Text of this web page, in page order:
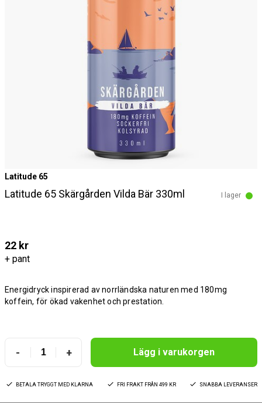
Latitude 65
Latitude 65 Skärgården Vilda Bär 330ml I lager
22 kr
+ pant
Energidryck inspirerad av norrländska naturen med 180mg
koffein, för ökad vakenhet och prestation.
- + Lägg i varukorgen
BETALA TRYGGT MED KLARNA FRI FRAKT FRÅN 499 KR SNABBA LEVERANSER